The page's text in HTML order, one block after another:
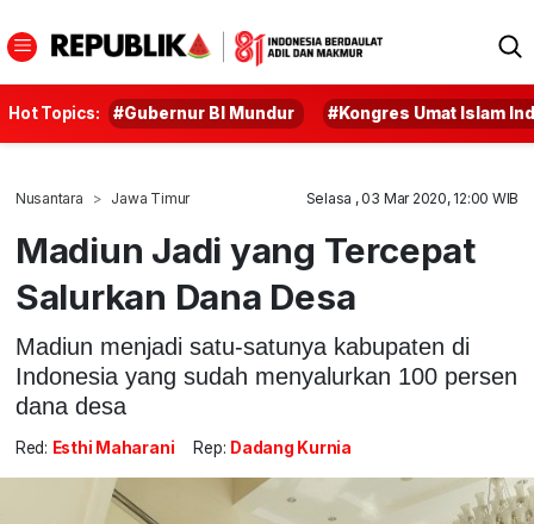
Hot Topics: #Gubernur BI Mundur #Kongres Umat Islam
Nusantara Jawa Timur Selasa , 03 Mar 2020, 12:00 WIB
Madiun Jadi yang Tercepat
Salurkan Dana Desa
Madiun menjadi satu-satunya kabupaten di
Indonesia yang sudah menyalurkan 100 persen
dana desa
Red: Esthi Maharani Rep: Dadang Kurnia